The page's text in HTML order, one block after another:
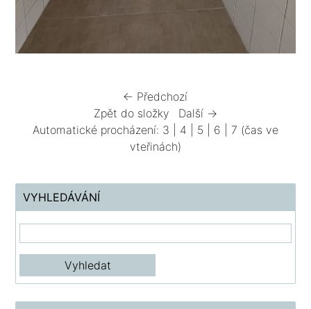
← Předchozí
Zpět do složky
Další →
Automatické procházení: 3 4 5 6 7 (čas ve
vteřinách)
VYHLEDÁVÁNÍ